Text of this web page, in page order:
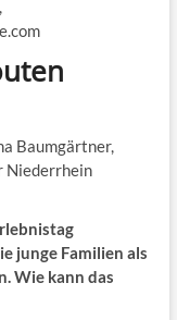
Baumgärtner,
Niederrhein
junge Familien als
Wie kann das